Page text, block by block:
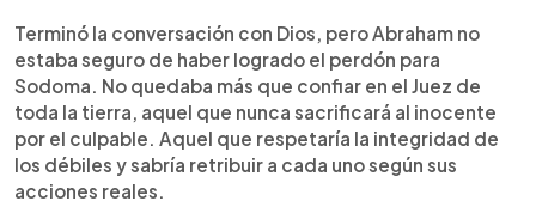
Terminó la conversación con Dios, pero Abraham no
estaba seguro de haber logrado el perdón para
Sodoma. No quedaba más que confiar en el Juez de
toda la tierra, aquel que nunca sacrificará al inocente
por el culpable. Aquel que respetaría la integridad de
los débiles y sabría retribuir a cada uno según sus
acciones reales.